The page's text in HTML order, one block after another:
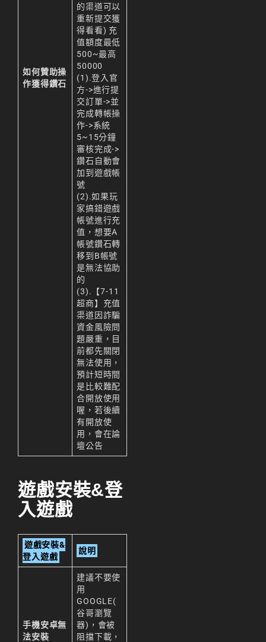
如何贊助操
作獲得鑽石
的渠道可以
重新提交獲
得看看) 充
值額度最低
500~最高
50000
(1).登入官
方->進行提
交訂單->並
完成轉帳操
作->系統
5~15分鐘
審核完成->
鑽石自動會
加到遊戲帳
號
(2).如果玩
家搞錯遊戲
帳號進行充
值，想要A
帳號鑽石轉
移到B帳號
是無法協助
的
(3).【7-11
超商】充值
渠道因詐騙
資金風險問
題嚴重，目
前都先關閉
無法使用，
預計短時間
是比較難配
合開放使用
喔，若後續
有開放使
用，會在論
壇公告
遊戲安裝&登
入遊戲
遊戲安裝&
登入遊戲
說明
手機安卓無
法安裝
建議不要使
用
GOOGLE(
谷哥瀏覽
器)，會被
阻擋下載，